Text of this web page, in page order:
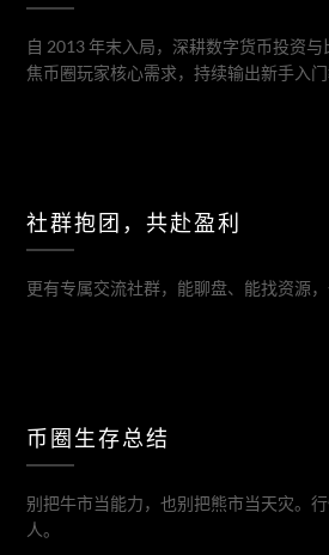
自 2013 年末入局，深耕数字货币投资
焦币圈玩家核心需求，持续输出新手入门
社群抱团，共赴盈利
更有专属交流社群，能聊盘、能找资源，
币圈生存总结
别把牛市当能力，也别把熊市当天灾。
人。